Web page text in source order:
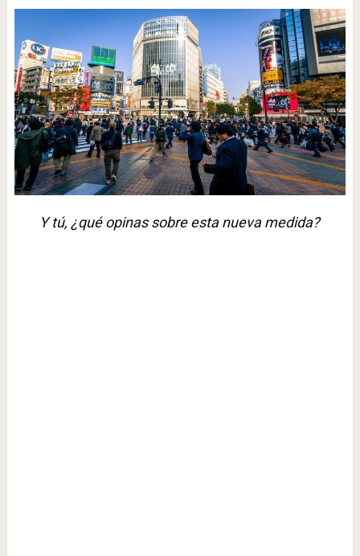
Y tú, ¿qué opinas sobre esta nueva medida?